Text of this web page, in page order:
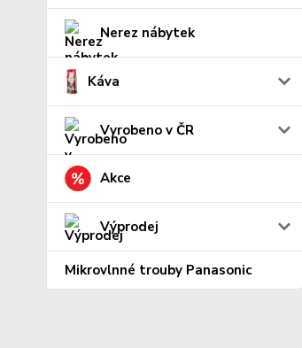
Nerez nábytek
Káva
Vyrobeno v ČR
Akce
Výprodej
Mikrovlnné trouby Panasonic